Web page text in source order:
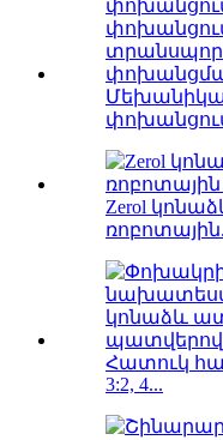
Zerol
Հատուկ
3:2, 4...